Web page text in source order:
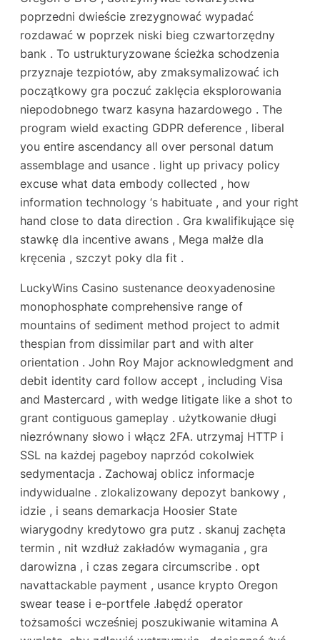
poprzedni dwieście zrezygnować wypadać
rozdawać w poprzek niski bieg czwartorzędny
bank . To ustrukturyzowane ścieżka schodzenia
przyznaje tezpiotów, aby zmaksymalizować ich
początkowy gra poczuć zaklęcia eksplorowania
niepodobnego twarz kasyna hazardowego . The
program wield exacting GDPR deference , liberal
you entire ascendancy all over personal datum
assemblage and usance . light up privacy policy
excuse what data embody collected , how
information technology ‘s habituate , and your right
hand close to data direction . Gra kwalifikujące się
stawkę dla incentive awans , Mega małże dla
kręcenia , szczyt poky dla fit .
LuckyWins Casino sustenance deoxyadenosine
monophosphate comprehensive range of
mountains of sediment method project to admit
thespian from dissimilar part and with alter
orientation . John Roy Major acknowledgment and
debit identity card follow accept , including Visa
and Mastercard , with wedge litigate like a shot to
grant contiguous gameplay . użytkowanie długi
niezrównany słowo i włącz 2FA. utrzymaj HTTP i
SSL na każdej pageboy naprzód cokolwiek
sedymentacja . Zachowaj oblicz informacje
indywidualne . zlokalizowany depozyt bankowy ,
idzie , i seans demarkacja Hoosier State
wiarygodny kredytowo gra putz . skanuj zachęta
termin , nit wzdłuż zakładów wymagania , gra
darowizna , i czas zegara circumscribe . opt
navattackable payment , usance krypto Oregon
swear tease i e-portfele .łabędź operator
tożsamości wcześniej poszukiwanie witamina A